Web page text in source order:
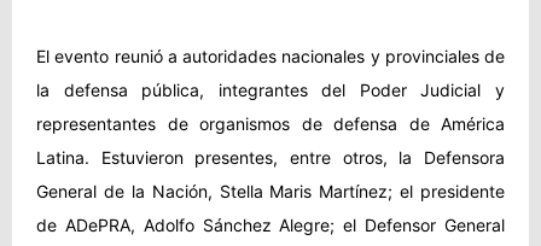
El evento reunió a autoridades nacionales y provinciales de
la defensa pública, integrantes del Poder Judicial y
representantes de organismos de defensa de América
Latina. Estuvieron presentes, entre otros, la Defensora
General de la Nación, Stella Maris Martínez; el presidente
de ADePRA, Adolfo Sánchez Alegre; el Defensor General